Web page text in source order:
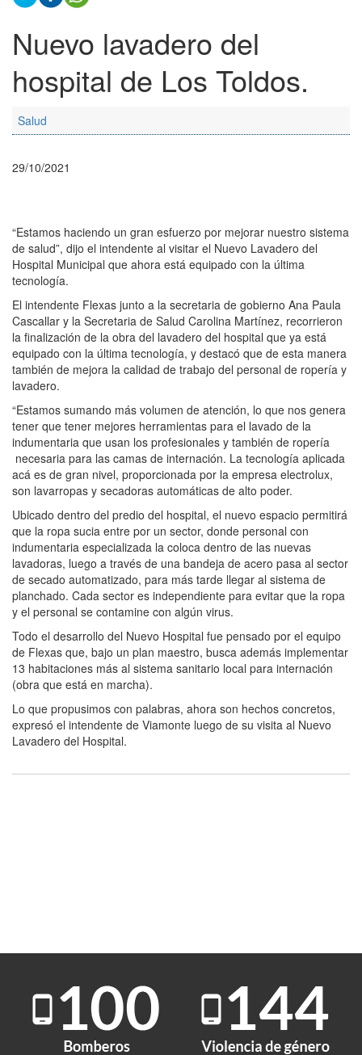
Nuevo lavadero del
hospital de Los Toldos.
Salud
29/10/2021
“Estamos haciendo un gran esfuerzo por mejorar nuestro sistema
de salud”, dijo el intendente al visitar el Nuevo Lavadero del
Hospital Municipal que ahora está equipado con la última
tecnología.
El intendente Flexas junto a la secretaria de gobierno Ana Paula
Cascallar y la Secretaria de Salud Carolina Martínez, recorrieron
la finalización de la obra del lavadero del hospital que ya está
equipado con la última tecnología, y destacó que de esta manera
también de mejora la calidad de trabajo del personal de ropería y
lavadero.
“Estamos sumando más volumen de atención, lo que nos genera
tener que tener mejores herramientas para el lavado de la
indumentaria que usan los profesionales y también de ropería
necesaria para las camas de internación. La tecnología aplicada
acá es de gran nivel, proporcionada por la empresa electrolux,
son lavarropas y secadoras automáticas de alto poder.
Ubicado dentro del predio del hospital, el nuevo espacio permitirá
que la ropa sucia entre por un sector, donde personal con
indumentaria especializada la coloca dentro de las nuevas
lavadoras, luego a través de una bandeja de acero pasa al sector
de secado automatizado, para más tarde llegar al sistema de
planchado. Cada sector es independiente para evitar que la ropa
y el personal se contamine con algún virus.
Todo el desarrollo del Nuevo Hospital fue pensado por el equipo
de Flexas que, bajo un plan maestro, busca además implementar
13 habitaciones más al sistema sanitario local para internación
(obra que está en marcha).
Lo que propusimos con palabras, ahora son hechos concretos,
expresó el intendente de Viamonte luego de su visita al Nuevo
Lavadero del Hospital.